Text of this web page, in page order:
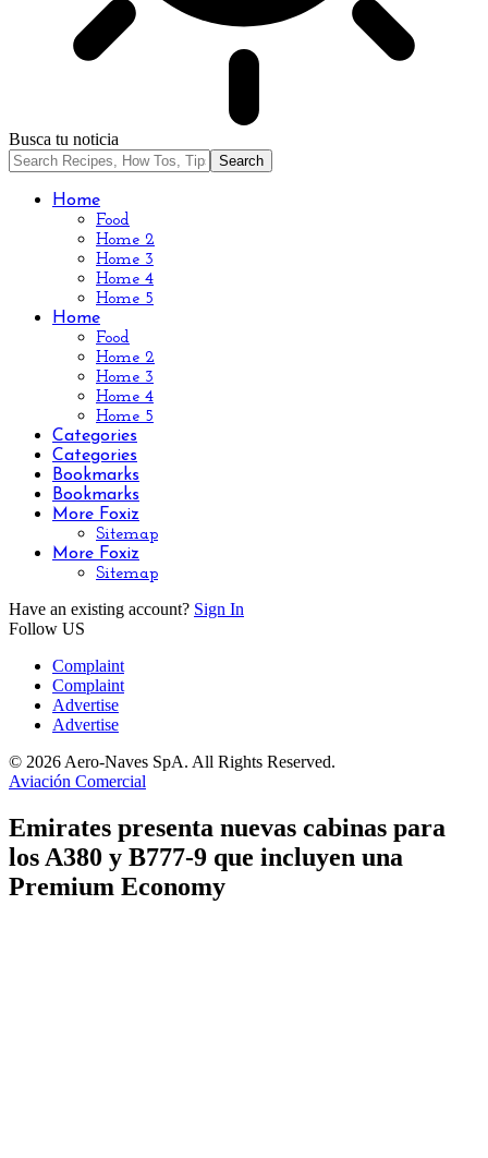
Busca tu noticia
Home
Food
Home 2
Home 3
Home 4
Home 5
Home
Food
Home 2
Home 3
Home 4
Home 5
Categories
Categories
Bookmarks
Bookmarks
More Foxiz
Sitemap
More Foxiz
Sitemap
Have an existing account? Sign In
Follow US
Complaint
Complaint
Advertise
Advertise
© 2026 Aero-Naves SpA. All Rights Reserved.
Aviación Comercial
Emirates presenta nuevas cabinas para
los A380 y B777-9 que incluyen una
Premium Economy